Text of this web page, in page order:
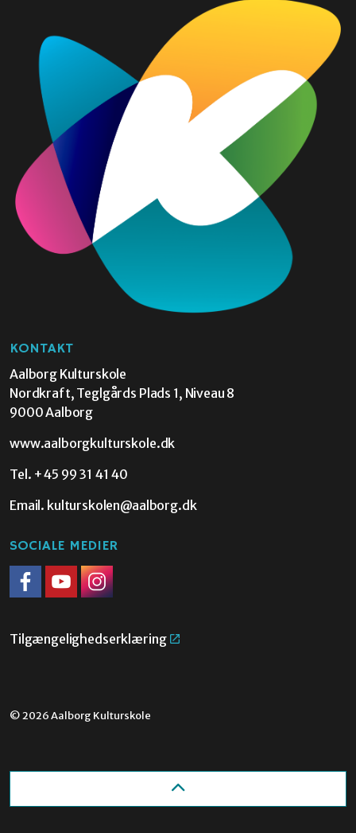
KONTAKT
Aalborg Kulturskole
Nordkraft, Teglgårds Plads 1, Niveau 8
9000 Aalborg
www.aalborgkulturskole.dk
Tel. +45 99 31 41 40
Email. kulturskolen@aalborg.dk
SOCIALE MEDIER
Tilgængelighedserklæring
© 2026 Aalborg Kulturskole